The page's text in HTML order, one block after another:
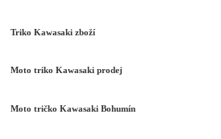
Triko Kawasaki zboží
Moto triko Kawasaki prodej
Moto tričko Kawasaki Bohumín